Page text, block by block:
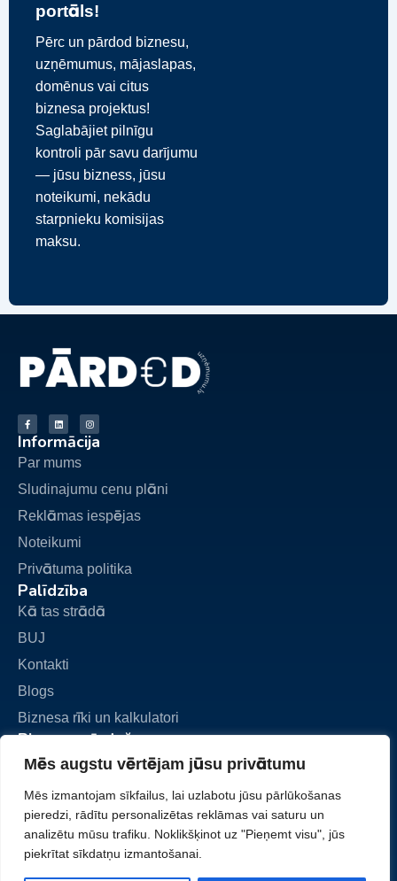
Mēs augstu vērtējam jūsu privātumu
Mēs izmantojam sīkfailus, lai uzlabotu jūsu pārlūkošanas
pieredzi, rādītu personalizētas reklāmas vai saturu un
analizētu mūsu trafiku. Noklikšķinot uz "Pieņemt visu", jūs
piekrītat sīkdatņu izmantošanai.
portāls!
Pērc un pārdod biznesu,
uzņēmumus, mājaslapas,
domēnus vai citus
biznesa projektus!
Saglabājiet pilnīgu
kontroli pār savu darījumu
— jūsu bizness, jūsu
noteikumi, nekādu
starpnieku komisijas
maksu.
Informācija
Par mums
Sludinajumu cenu plāni
Reklāmas iespējas
Noteikumi
Privātuma politika
Palīdzība
Kā tas strādā
BUJ
Kontakti
Blogs
Biznesa rīki un kalkulatori
Biznesa pārdošana
Pievienot sludinājumu
Mans konts